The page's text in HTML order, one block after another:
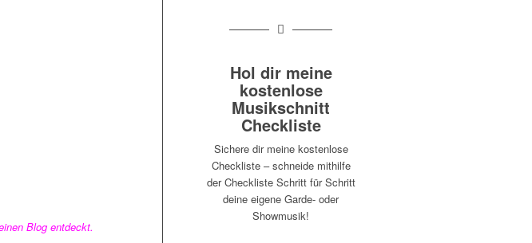
Blog entdeckt.
Hol dir meine
kostenlose
Musikschnitt
Checkliste
Sichere dir meine kostenlose
Checkliste – schneide mithilfe
der Checkliste Schritt für Schritt
deine eigene Garde- oder
Showmusik!